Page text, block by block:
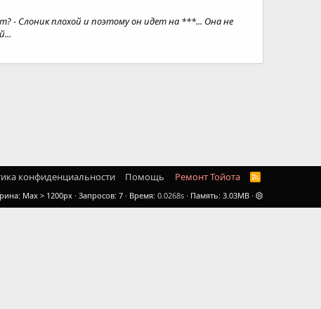
- Слоник плохой и поэтому он идет на ***... Она не
конфиденциальности Помощь Ремонт Тойота
R
S
Запросов 7 Время 0.0268s Память 3.03MB